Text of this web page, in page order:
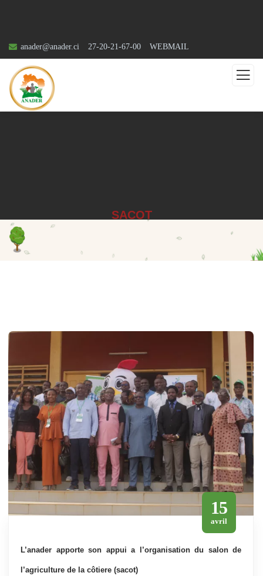
anader@anader.ci 27-20-21-67-00 WEBMAIL
SACOT
15
avril
l’anader apporte son appui a l’organisation du salon de
l’agriculture de la côtiere (sacot)